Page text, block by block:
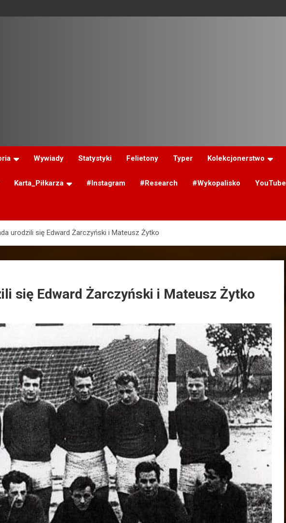
Wywiady Statystyki Felietony Typer Kolekcjonerstwo
Karta_Piłkarza #Instagram #Research #Wykopalisko YouTube
urodzili się Edward Żarczyński i Mateusz Żytko
się Edward Żarczyński i Mateusz Żytko